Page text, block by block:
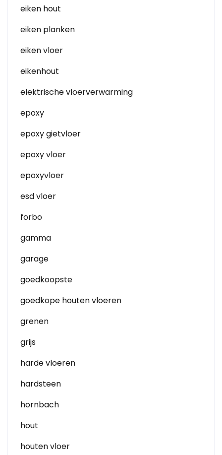
eiken hout
eiken planken
eiken vloer
eikenhout
elektrische vloerverwarming
epoxy
epoxy gietvloer
epoxy vloer
epoxyvloer
esd vloer
forbo
gamma
garage
goedkoopste
goedkope houten vloeren
grenen
grijs
harde vloeren
hardsteen
hornbach
hout
houten vloer